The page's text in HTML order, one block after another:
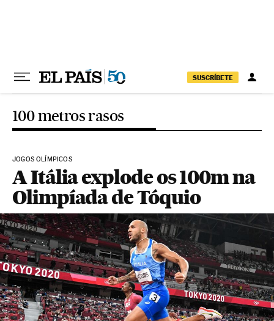
SUSCRÍBETE
100 metros rasos
JOGOS OLÍMPICOS
A Itália explode os 100m na
Olimpíada de Tóquio